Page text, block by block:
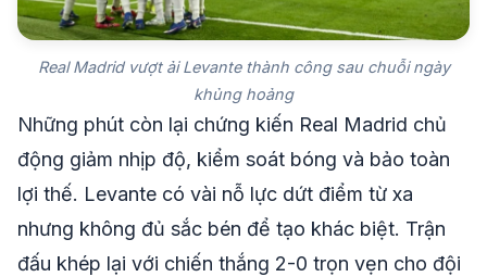
Real Madrid vượt ải Levante thành công sau chuỗi ngày
khủng hoảng
Những phút còn lại chứng kiến Real Madrid chủ
động giảm nhịp độ, kiểm soát bóng và bảo toàn
lợi thế. Levante có vài nỗ lực dứt điểm từ xa
nhưng không đủ sắc bén để tạo khác biệt. Trận
đấu khép lại với chiến thắng 2-0 trọn vẹn cho đội